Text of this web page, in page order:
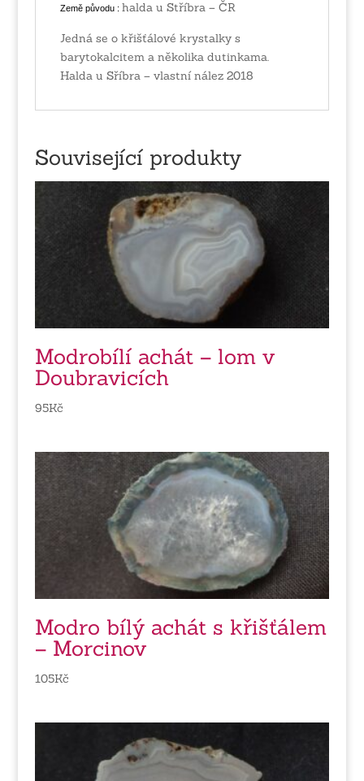
Země původu : halda u Stříbra – ČR
Jedná se o křišťálové krystalky s
barytokalcitem a několika dutinkama.
Halda u Sříbra – vlastní nález 2018
Související produkty
Modrobílí achát – lom v
Doubravicích
95Kč
Modro bílý achát s křišťálem
– Morcinov
105Kč